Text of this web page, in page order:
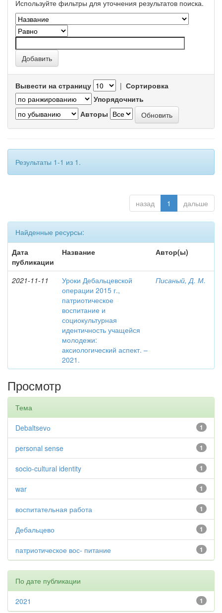
Используйте фильтры для уточнения результатов поиска.
Вывести на страницу | Сортировка
Упорядочнить
Авторы
Результаты 1-1 из 1.
назад 1 дальше
Найденные ресурсы:
Дата
публикации
Название Автор(ы)
2021-11-11
Уроки Дебальцевской
операции 2015 г.,
патриотическое
воспитание и
социокультурная
идентичность учащейся
молодежи:
аксиологический аспект. –
2021.
Писаный, Д. М.
Просмотр
Тема
1
Debaltsevо
1
personal sense
1
socio-cultural identity
1
war
1
воспитательная работа
1
Дебальцево
1
патриотическое вос- питание
По дате публикации
1
2021